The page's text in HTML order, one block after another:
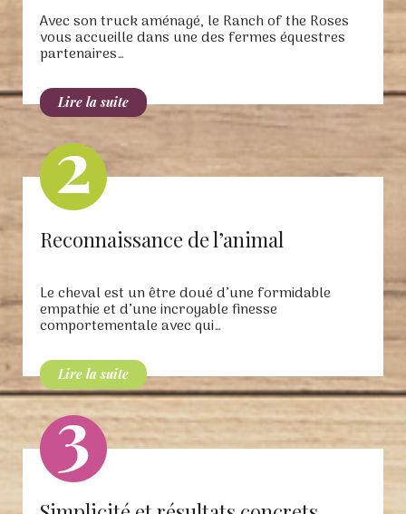
Avec son truck aménagé, le Ranch of the Roses
vous accueille dans une des fermes équestres
partenaires…
Reconnaissance de l’animal
Le cheval est un être doué d’une formidable
empathie et d’une incroyable finesse
comportementale avec qui…